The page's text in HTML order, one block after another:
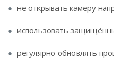
не открывать камеру
использовать
регулярно обновлять